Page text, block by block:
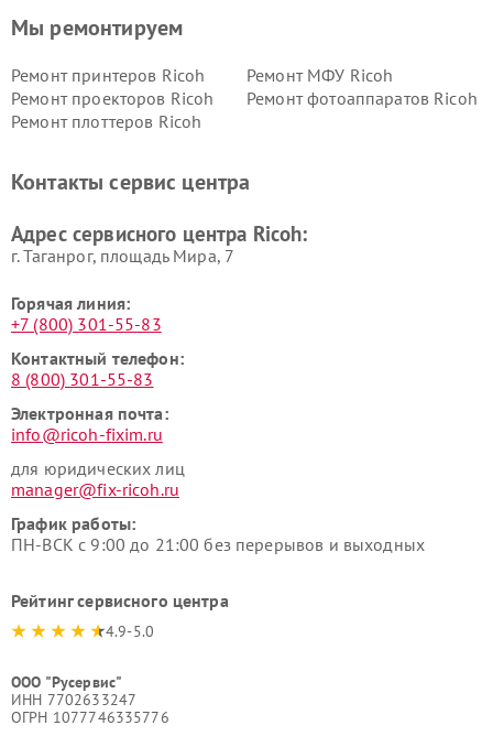
Мы ремонтируем
Ремонт принтеров Ricoh
Ремонт МФУ Ricoh
Ремонт проекторов Ricoh
Ремонт фотоаппаратов Ricoh
Ремонт плоттеров Ricoh
Контакты сервис центра
Адрес сервисного центра Ricoh:
г. Таганрог, площадь Мира, 7
Горячая линия:
+7 (800) 301-55-83
Контактный телефон:
8 (800) 301-55-83
Электронная почта:
info@ricoh-fixim.ru
для юридических лиц
manager@fix-ricoh.ru
График работы:
ПН-ВСК с 9:00 до 21:00 без перерывов и выходных
Рейтинг сервисного центра
4.9-5.0
ООО "Русервис"
ИНН 7702633247
ОГРН 1077746335776